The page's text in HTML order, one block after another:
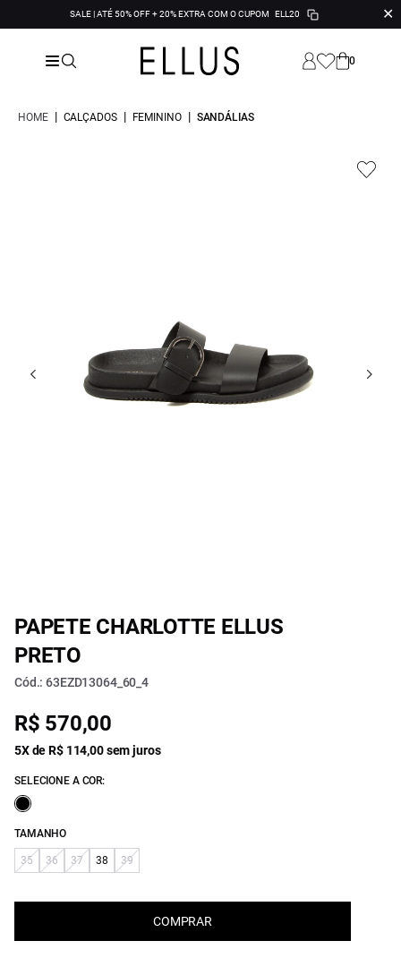
SALE | ATÉ 50% OFF + 20% EXTRA COM O CUPOM ELL20 ✕
0
HOME | CALÇADOS | FEMININO | SANDÁLIAS
PAPETE CHARLOTTE ELLUS
PRETO
Cód.: 63EZD13064_60_4
R$ 570,00
5X de R$ 114,00 sem juros
SELECIONE A COR:
TAMANHO
35 36 37 38 39
COMPRAR